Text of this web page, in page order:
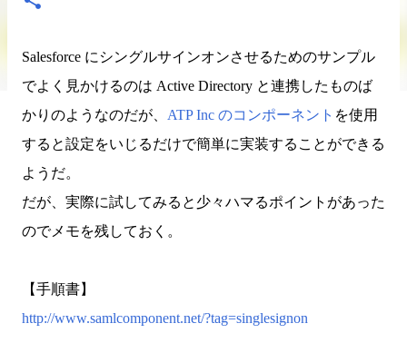
Salesforce にシングルサインオンさせるためのサンプル
でよく見かけるのは Active Directory と連携したものば
かりのようなのだが、 ATP Inc のコンポーネント を使用
すると設定をいじるだけで簡単に実装することができる
ようだ。
だが、実際に試してみると少々ハマるポイントがあった
のでメモを残しておく。
【手順書】
http://www.samlcomponent.net/?tag=singlesignon